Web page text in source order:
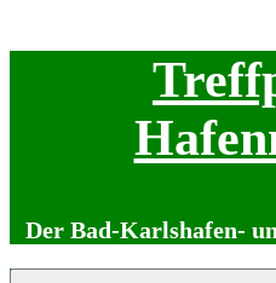
Der Bad-Karlshafen-